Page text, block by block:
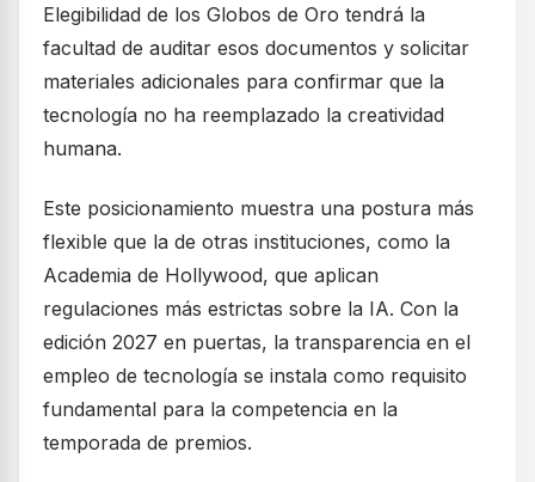
Elegibilidad de los Globos de Oro tendrá la
facultad de auditar esos documentos y solicitar
materiales adicionales para confirmar que la
tecnología no ha reemplazado la creatividad
humana.
Este posicionamiento muestra una postura más
flexible que la de otras instituciones, como la
Academia de Hollywood, que aplican
regulaciones más estrictas sobre la IA. Con la
edición 2027 en puertas, la transparencia en el
empleo de tecnología se instala como requisito
fundamental para la competencia en la
temporada de premios.